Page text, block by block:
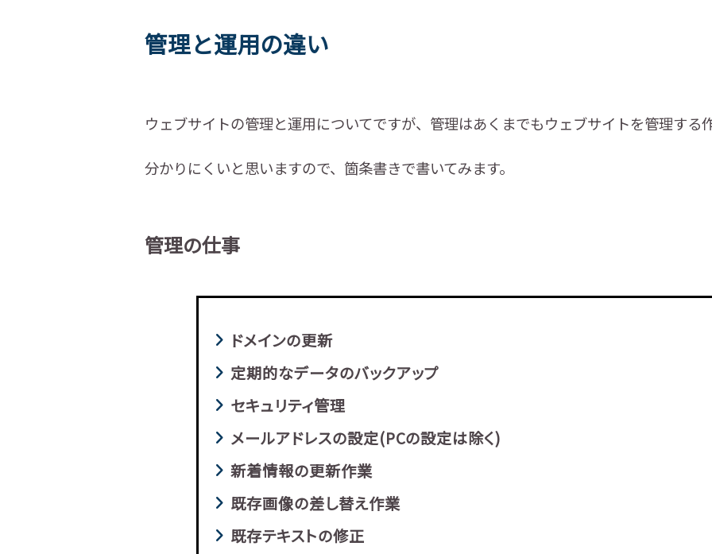
管理と運用の違い
ウェブサイトの管理と運用についてですが、管理はあくまでもウェブサイトを管理する
分かりにくいと思いますので、箇条書きで書いてみます。
管理の仕事
ドメインの更新
定期的なデータのバックアップ
セキュリティ管理
メールアドレスの設定(PCの設定は除く)
新着情報の更新作業
既存画像の差し替え作業
既存テキストの修正